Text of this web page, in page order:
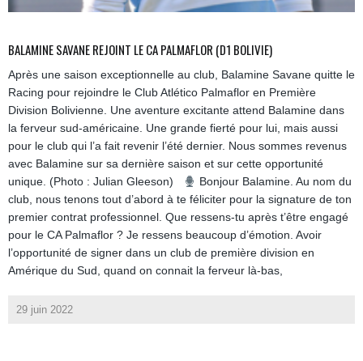
BALAMINE SAVANE REJOINT LE CA PALMAFLOR (D1 BOLIVIE)
Après une saison exceptionnelle au club, Balamine Savane quitte le
Racing pour rejoindre le Club Atlético Palmaflor en Première
Division Bolivienne. Une aventure excitante attend Balamine dans
la ferveur sud-américaine. Une grande fierté pour lui, mais aussi
pour le club qui l’a fait revenir l’été dernier. Nous sommes revenus
avec Balamine sur sa dernière saison et sur cette opportunité
unique. (Photo : Julian Gleeson)
Bonjour Balamine. Au nom du
club, nous tenons tout d’abord à te féliciter pour la signature de ton
premier contrat professionnel. Que ressens-tu après t’être engagé
pour le CA Palmaflor ? Je ressens beaucoup d’émotion. Avoir
l’opportunité de signer dans un club de première division en
Amérique du Sud, quand on connait la ferveur là-bas,
29 juin 2022